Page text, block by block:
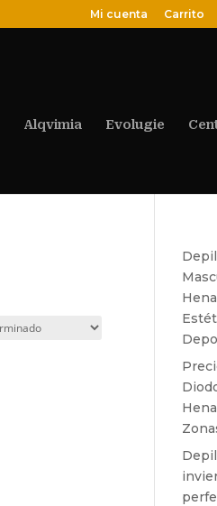
Mi cuenta Carrito
Alqvimia Evolugie